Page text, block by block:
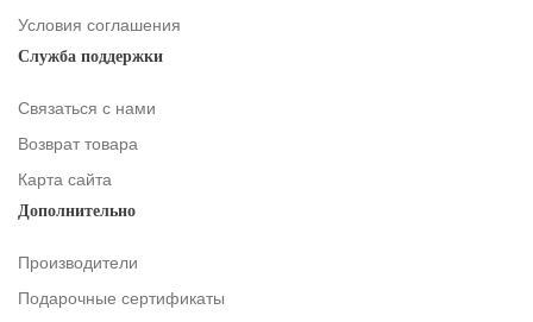
Условия соглашения
Служба поддержки
Связаться с нами
Возврат товара
Карта сайта
Дополнительно
Производители
Подарочные сертификаты